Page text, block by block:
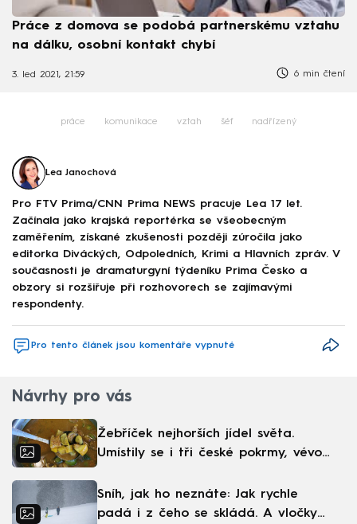
Práce z domova se podobá partnerskému vztahu
na dálku, osobní kontakt chybí
3. led 2021, 21:59 6 min čtení
práce komunikace vztah šéf nadřízený
Lea Janochová
Pro FTV Prima/CNN Prima NEWS pracuje Lea 17 let.
Začínala jako krajská reportérka se všeobecným
zaměřením, získané zkušenosti později zúročila jako
editorka Diváckých, Odpoledních, Krimi a Hlavních zpráv. V
současnosti je dramaturgyní týdeníku Prima Česko a
obzory si rozšiřuje při rozhovorech se zajímavými
respondenty.
Pro tento článek jsou komentáře vypnuté
Návrhy pro vás
Žebříček nejhorších jídel světa.
Umístily se i tři české pokrmy, vévodí
Sníh, jak ho neznáte: Jak rychle
padá i z čeho se skládá. A vločky